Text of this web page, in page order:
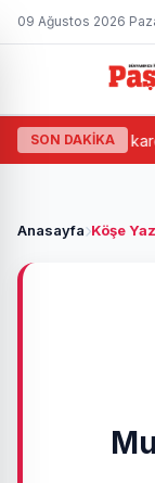
09 Ağustos 2026
SON DAKİKA
Projesinde karot
Anasayfa Köşe